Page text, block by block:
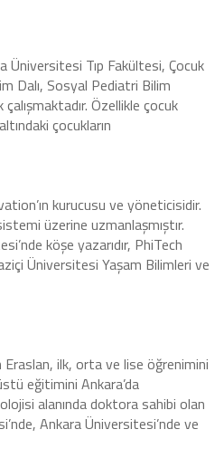
Tıp Fakültesi, Çocuk
Dalı, Sosyal Pediatri Bilim
Özellikle çocuk
çocukların
kurucusu ve yöneticisidir.
üzerine uzmanlaşmıştır.
köşe yazarıdır, PhiTech
Üniversitesi Yaşam Bilimleri ve
ilk, orta ve lise öğrenimini
eğitimini Ankara’da
alanında doktora sahibi olan
Ankara Üniversitesi’nde ve